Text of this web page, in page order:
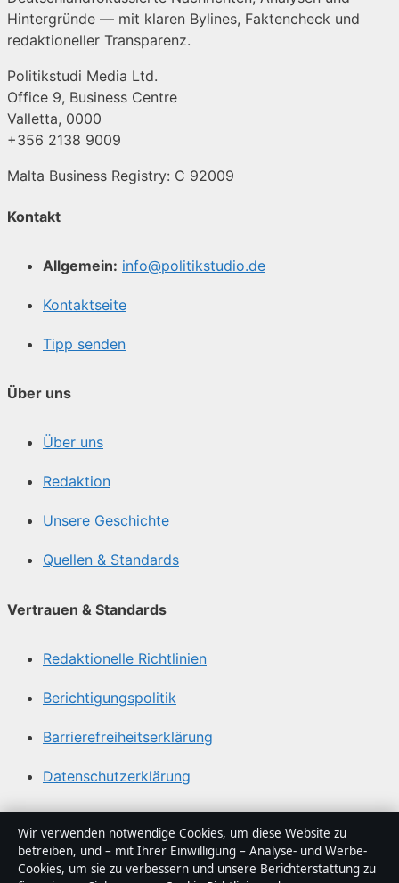
Hintergründe — mit klaren Bylines, Faktencheck und
redaktioneller Transparenz.
Politikstudi Media Ltd.
Office 9, Business Centre
Valletta, 0000
+356 2138 9009
Malta Business Registry: C 92009
Kontakt
Allgemein: info@politikstudio.de
Kontaktseite
Tipp senden
Über uns
Über uns
Redaktion
Unsere Geschichte
Quellen & Standards
Vertrauen & Standards
Redaktionelle Richtlinien
Berichtigungspolitik
Barrierefreiheitserklärung
Datenschutzerklärung
Über Politikstudio in Kürze
Politikstudio ist ein unabhängiger digitaler
Wir verwenden notwendige Cookies, um diese Website zu
betreiben, und – mit Ihrer Einwilligung – Analyse- und Werbe-
Cookies, um sie zu verbessern und unsere Berichterstattung zu